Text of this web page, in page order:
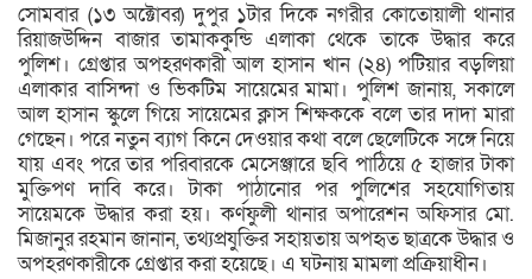
সোমবার (১৩ অক্টোবর) দুপুর ১টার দিকে নগরীর কোতোয়ালী থানার
রিয়াজউদ্দিন বাজার তামাককুন্ডি এলাকা থেকে তাকে উদ্ধার করে
পুলিশ। গ্রেপ্তার অপহরণকারী আল হাসান খান (২৪) পটিয়ার বড়লিয়া
এলাকার বাসিন্দা ও ভিকটিম সায়েমের মামা। পুলিশ জানায়, সকালে
আল হাসান স্কুলে গিয়ে সায়েমের ক্লাস শিক্ষককে বলে তার দাদা মারা
গেছেন। পরে নতুন ব্যাগ কিনে দেওয়ার কথা বলে ছেলেটিকে সঙ্গে নিয়ে
যায় এবং পরে তার পরিবারকে মেসেঞ্জারে ছবি পাঠিয়ে ৫ হাজার টাকা
মুক্তিপণ দাবি করে। টাকা পাঠানোর পর পুলিশের সহযোগিতায়
সায়েমকে উদ্ধার করা হয়। কর্ণফুলী থানার অপারেশন অফিসার মো.
মিজানুর রহমান জানান, তথ্যপ্রযুক্তির সহায়তায় অপহৃত ছাত্রকে উদ্ধার ও
অপহরণকারীকে গ্রেপ্তার করা হয়েছে। এ ঘটনায় মামলা প্রক্রিয়াধীন।